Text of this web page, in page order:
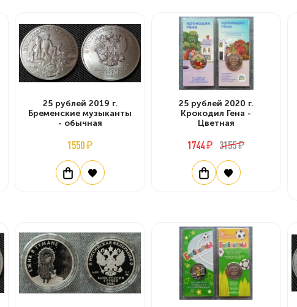
25 рублей 2019 г.
Бременские музыканты
- обычная
1550 ₽
25 рублей 2020 г.
Крокодил Гена -
Цветная
1744 ₽ 3155 ₽